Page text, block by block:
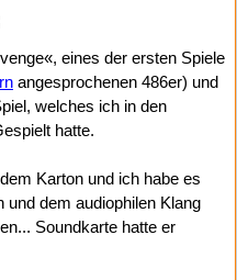
eines der ersten Spiele
angesprochenen 486er) und
welches ich in den
hatte.
Karton und ich habe es
dem audiophilen Klang
Soundkarte hatte er